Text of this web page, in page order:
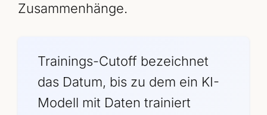
Zusammenhänge.
Trainings-Cutoff bezeichnet
das Datum, bis zu dem ein KI-
Modell mit Daten trainiert